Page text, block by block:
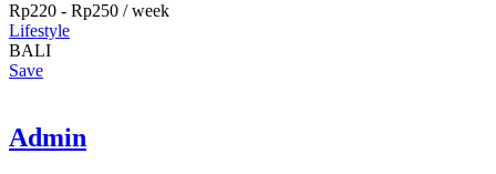
Rp220 - Rp250 / week
Lifestyle
BALI
Save
Admin